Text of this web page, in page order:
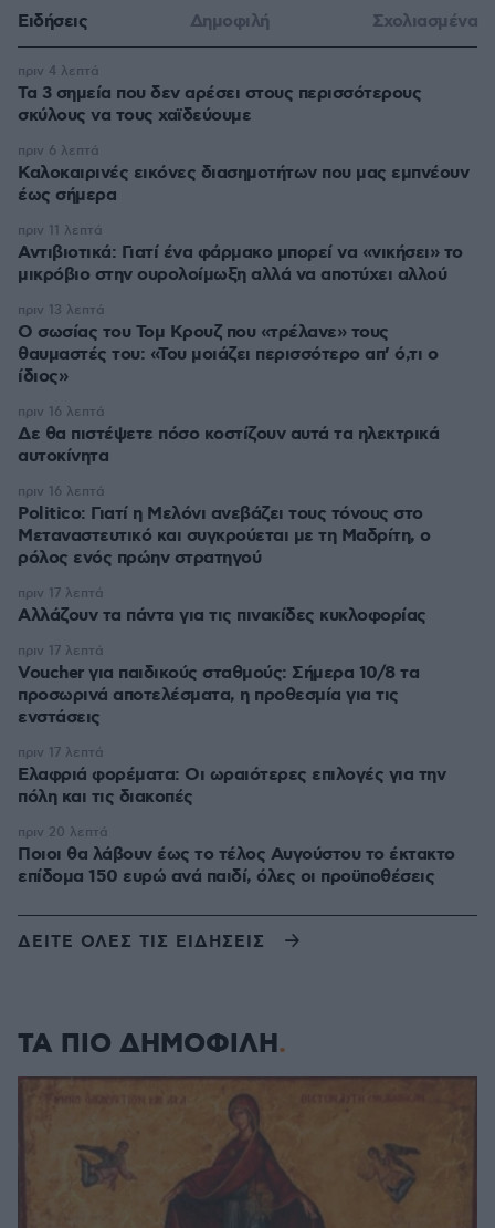
Ειδήσεις Δημοφιλή Σχολιασμένα
Τα 3 σημεία που δεν αρέσει στους περισσότερους
σκύλους να τους χαϊδεύουμε
πριν 4 λεπτά
Καλοκαιρινές εικόνες διασημοτήτων που μας εμπνέουν
έως σήμερα
πριν 6 λεπτά
Αντιβιοτικά: Γιατί ένα φάρμακο μπορεί να «νικήσει» το
μικρόβιο στην ουρολοίμωξη αλλά να αποτύχει αλλού
πριν 11 λεπτά
Ο σωσίας του Τομ Κρουζ που «τρέλανε» τους
θαυμαστές του: «Του μοιάζει περισσότερο απ’ ό,τι ο
ίδιος»
πριν 13 λεπτά
Δε θα πιστέψετε πόσο κοστίζουν αυτά τα ηλεκτρικά
αυτοκίνητα
πριν 16 λεπτά
Politico: Γιατί η Μελόνι ανεβάζει τους τόνους στο
Μεταναστευτικό και συγκρούεται με τη Μαδρίτη, ο
ρόλος ενός πρώην στρατηγού
πριν 16 λεπτά
Αλλάζουν τα πάντα για τις πινακίδες κυκλοφορίας
πριν 17 λεπτά
Voucher για παιδικούς σταθμούς: Σήμερα 10/8 τα
προσωρινά αποτελέσματα, η προθεσμία για τις
ενστάσεις
πριν 17 λεπτά
Eλαφριά φορέματα: Οι ωραιότερες επιλογές για την
πόλη και τις διακοπές
πριν 17 λεπτά
Ποιοι θα λάβουν έως το τέλος Αυγούστου το έκτακτο
επίδομα 150 ευρώ ανά παιδί, όλες οι προϋποθέσεις
πριν 20 λεπτά
ΔΕΙΤΕ ΟΛΕΣ ΤΙΣ ΕΙΔΗΣΕΙΣ
ΤΑ ΠΙΟ ΔΗΜΟΦΙΛΗ